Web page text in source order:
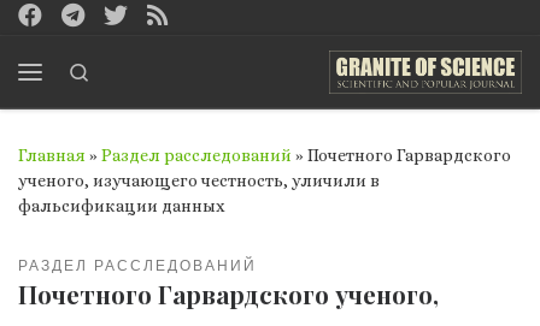
Перейти к содержимому
Главная » Раздел расследований » Почетного Гарвардского
ученого, изучающего честность, уличили в
фальсификации данных
РАЗДЕЛ РАССЛЕДОВАНИЙ
Почетного Гарвардского ученого,